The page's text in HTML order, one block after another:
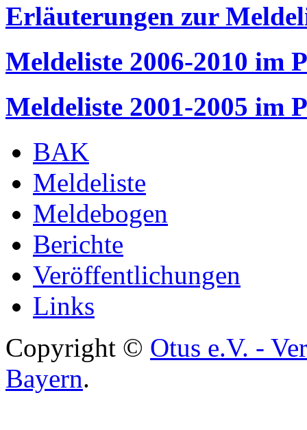
Erläuterungen zur
Meldeliste 2006-2010 im
Meldeliste 2001-2005 im
BAK
Meldeliste
Meldebogen
Berichte
Veröffentlichungen
Links
Copyright © Otus e.V. -
Bayern.